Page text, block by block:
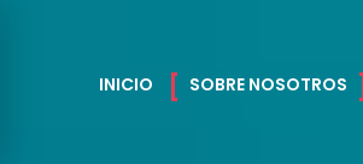
INICIO SOBRE NOSOTROS